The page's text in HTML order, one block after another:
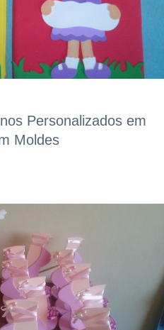
Personalizados em
Moldes